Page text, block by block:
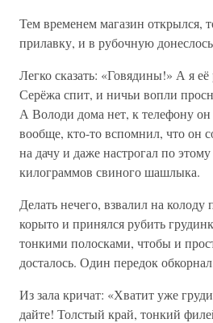
Тем временем магазин открылся,
прилавку, и в рубочную
Легко сказать: «Говядины!» А я
Серёжа спит, и ничьи вопли
А Володи дома нет, к телефону
вообще, кто-то вспомнил, что он
на дачу и даже настрогал по
килограммов свиного шашлыка.
Делать нечего, взвалил на колоду
корыто и принялся рубить
тонкими полосками, чтобы и
досталось. Один передок
Из зала кричат: «Хватит уже
дайте! Толстый край, тонкий